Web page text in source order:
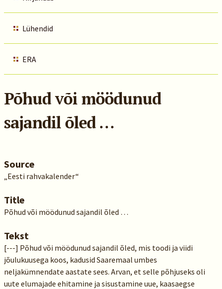
Lühendid
ERA
Põhud või möödunud
sajandil õled …
Source
„Eesti rahvakalender“
Title
Põhud või möödunud sajandil õled …
Tekst
[---] Põhud või möödunud sajandil õled, mis toodi ja viidi
jõulukuusega koos, kadusid Saaremaal umbes
neljakümnendate aastate sees. Arvan, et selle põhjuseks oli
uute elumajade ehitamine ja sisustamine uue, kaasaegse